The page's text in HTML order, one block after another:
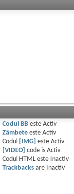
Codul BBeste Activ
Zâmbeteeste Activ
Codul
[IMG] este Activ
[VIDEO] code is Activ
Codul HTML este
Inactiv
Trackbacksare
Inactiv